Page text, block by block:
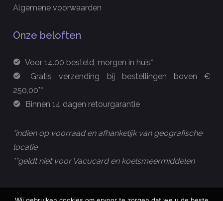
Algemene voorwaarden
Onze beloften
Voor 14.00 besteld, morgen in huis*
Gratis verzending bij bestellingen boven €
250,00**
Binnen 14 dagen retourgarantie
*indien op voorraad en afhankelijk van geografische
locatie
**geldt niet voor Vacucard en koelsmeermiddelen